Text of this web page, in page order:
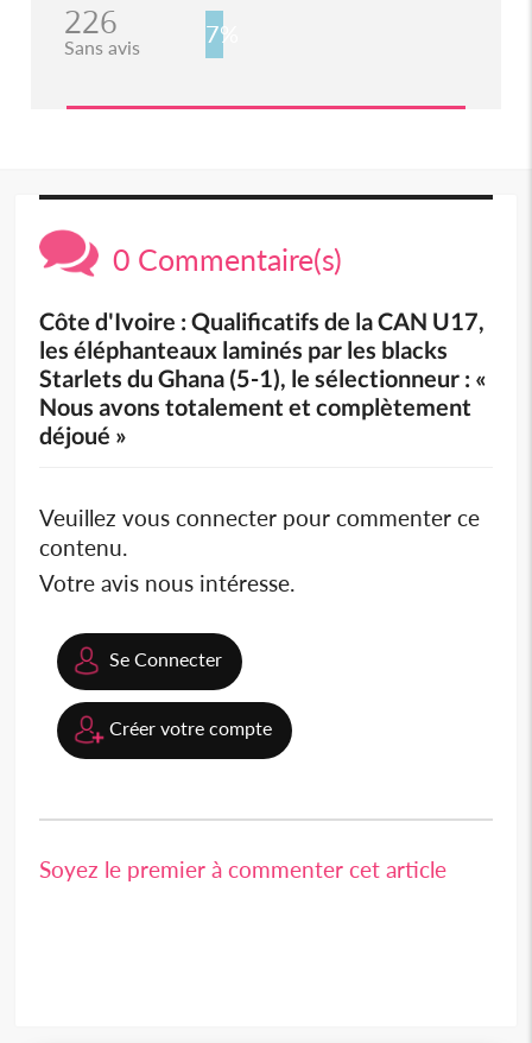
226
Sans avis 7%
0 Commentaire(s)
Côte d'Ivoire : Qualificatifs de la CAN U17,
les éléphanteaux laminés par les blacks
Starlets du Ghana (5-1), le sélectionneur : «
Nous avons totalement et complètement
déjoué »
Veuillez vous connecter pour commenter ce
contenu.
Votre avis nous intéresse.
Se Connecter
Créer votre compte
Soyez le premier à commenter cet article